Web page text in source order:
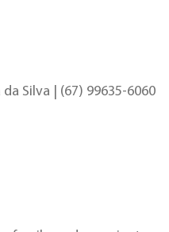
da Silva | (67) 99635-6060